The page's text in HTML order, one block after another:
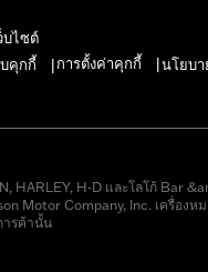
บไซต์
คุกกี้ การตั้งค่าคุกกี้ นโยบา
HARLEY, H-D และโลโก้ Bar
Motor Company, Inc. เครื่องห
ารค้านั้น